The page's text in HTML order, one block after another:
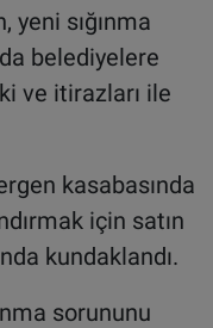
yeni sığınma
belediyelere
ve itirazları ile
kasabasında
için satın
kundaklandı.
sorununu